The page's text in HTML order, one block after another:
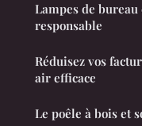
Lampes de
responsable
Réduisez vos
air efficace
Le poêle à bois et